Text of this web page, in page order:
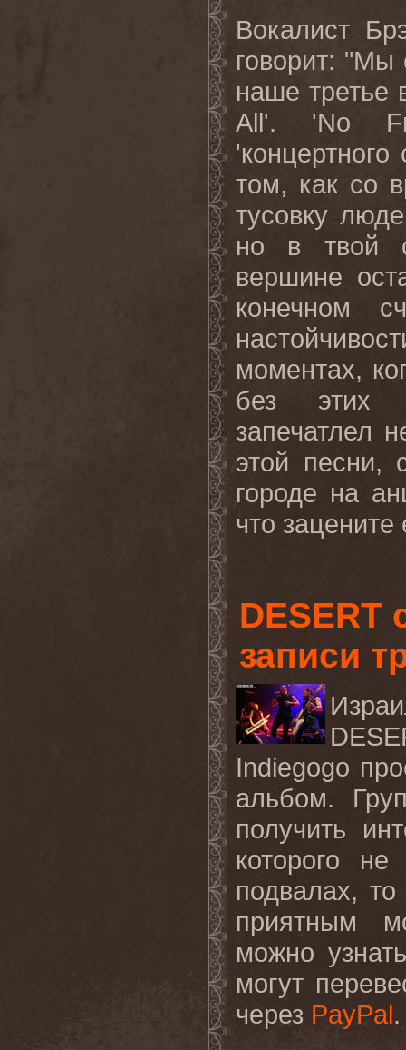
Вокалист
говорит: "Мы
наше третье
All'. 'No
том, как со
тусовку
но в твой
вершине
конечном
моментах,
без этих
запечатлел
этой песни,
городе на
что зацените
DESERT
записи
Indiegogo
альбом.
получить
которого
подвалах,
приятным
можно
могут
через PayPal.